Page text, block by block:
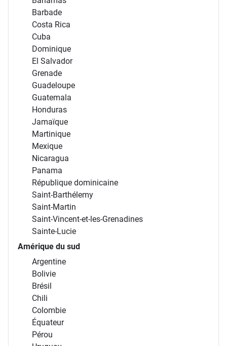
Barbade
Costa Rica
Cuba
Dominique
El Salvador
Grenade
Guadeloupe
Guatemala
Honduras
Jamaïque
Martinique
Mexique
Nicaragua
Panama
République dominicaine
Saint-Barthélemy
Saint-Martin
Saint-Vincent-et-les-Grenadines
Sainte-Lucie
Amérique du sud
Argentine
Bolivie
Brésil
Chili
Colombie
Équateur
Pérou